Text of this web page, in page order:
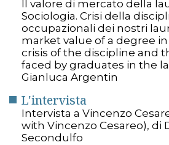
Il valore di mercato della
Sociologia. Crisi della
occupazionali dei nostri
market value of a degree in
crisis of the discipline and
faced by graduates in the
Gianluca Argentin
L'intervista
Intervista a Vincenzo
with Vincenzo Cesareo), di
Secondulfo